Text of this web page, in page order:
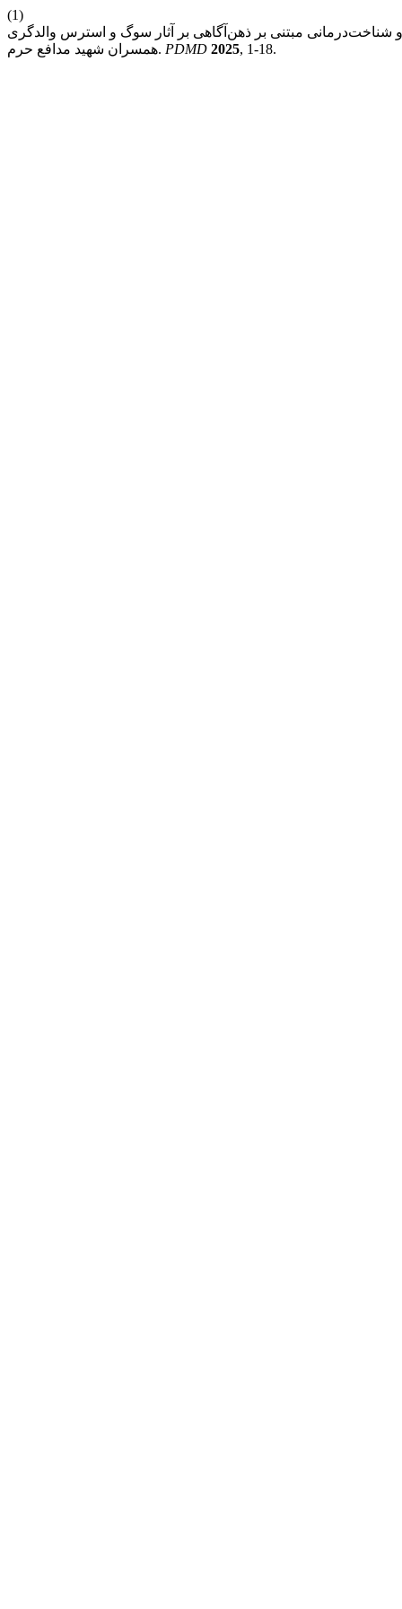
(1)
مبتنی بر ذهن‌آگاهی بر آثار سوگ و استرس والدگری
همسران شهید مدافع حرم. PDMD 2025, 1-18.